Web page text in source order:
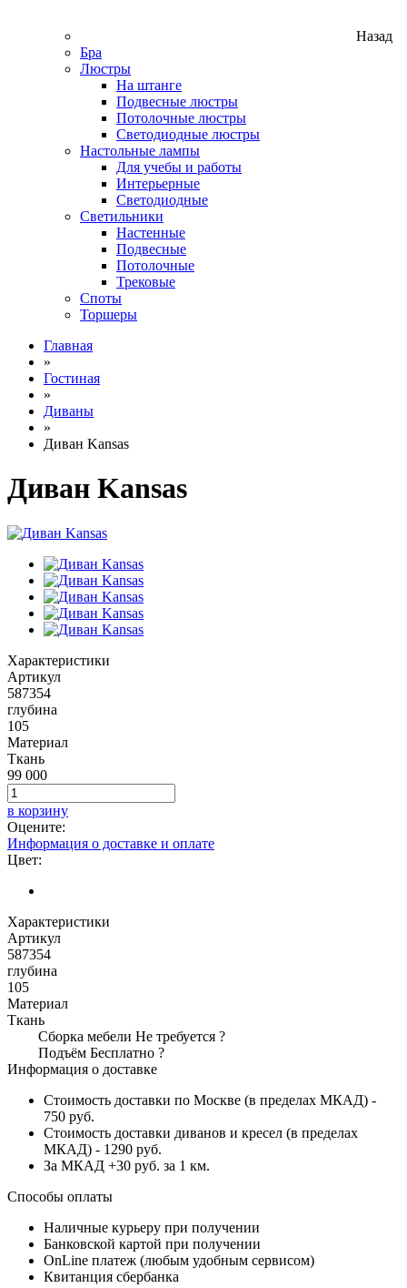
Назад
Бра
Люстры
На штанге
Подвесные люстры
Потолочные люстры
Светодиодные люстры
Настольные лампы
Для учебы и работы
Интерьерные
Светодиодные
Светильники
Настенные
Подвесные
Потолочные
Трековые
Споты
Торшеры
Главная
»
Гостиная
»
Диваны
»
Диван Kansas
Диван Kansas
Характеристики
Артикул
587354
глубина
105
Материал
Ткань
99 000
в корзину
Оцените:
Информация о доставке и оплате
Цвет:
Характеристики
Артикул
587354
глубина
105
Материал
Ткань
Сборка мебели Не требуется ?
Подъём Бесплатно ?
Информация о доставке
Стоимость доставки по Москве (в пределах МКАД) -
750 руб.
Стоимость доставки диванов и кресел (в пределах
МКАД) - 1290 руб.
За МКАД +30 руб. за 1 км.
Способы оплаты
Наличные курьеру при получении
Банковской картой при получении
OnLine платеж (любым удобным сервисом)
Квитанция сбербанка